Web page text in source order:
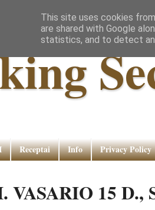
Receptai Info Privacy Policy
VASARIO 15
This site uses cookies
are shared with Google
statistics, and to detect